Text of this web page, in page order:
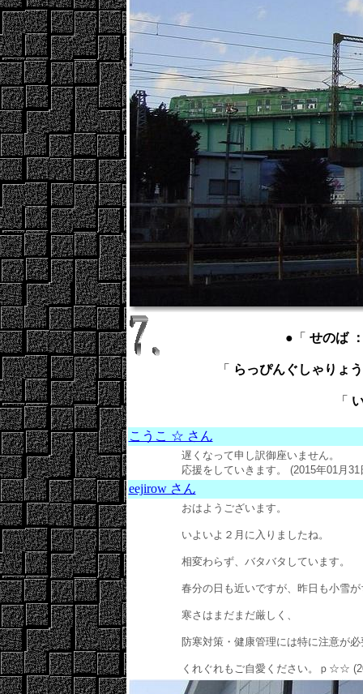
●「 せのば
「 らっぴんぐしゃりょ
「
こうこ ☆ さん
遅くなって申し訳御座いません。
応援をしていきます。 (2015年01月
eejirow さん
おはようございます。
いよいよ２月に入りましたね。
相変わらず、バタバタしています。
春分の日も近いですが、昨日も小雪
寒さはまだまだ厳しく、
防寒対策・健康管理には特に注意が
くれぐれもご自愛ください。ｐ☆☆